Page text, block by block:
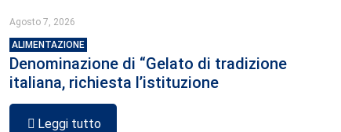
Agosto 7, 2026
ALIMENTAZIONE
Denominazione di “Gelato di tradizione
italiana, richiesta l’istituzione
Leggi tutto